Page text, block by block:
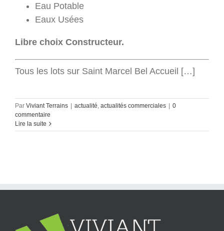
Eau Potable
Eaux Usées
Libre choix Constructeur.
Tous les lots sur Saint Marcel Bel Accueil […]
Par Viviant Terrains | actualité actualités commerciales | 0
commentaire
Lire la suite